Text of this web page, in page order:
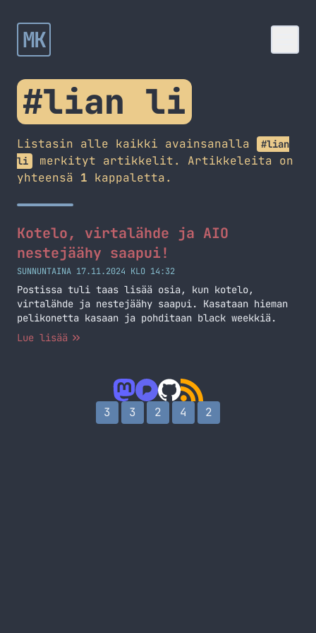
MK
#lian li
Listasin alle kaikki avainsanalla
#lian
li
merkityt artikkelit. Artikkeleita on
yhteensä 1 kappaletta.
Kotelo, virtalähde ja AIO
nestejäähy saapui!
SUNNUNTAINA 17.11.2024 KLO 14:32
Postissa tuli taas lisää osia, kun kotelo,
virtalähde ja nestejäähy saapui. Kasataan hieman
pelikonetta kasaan ja pohditaan black weekkiä.
Lue lisää
3 3 2 4 2